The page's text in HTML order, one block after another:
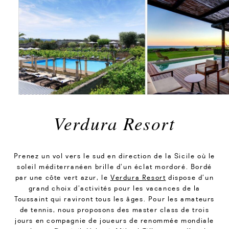
Verdura Resort
Prenez un vol vers le sud en direction de la Sicile où le
soleil méditerranéen brille d’un éclat mordoré. Bordé
par une côte vert azur, le Verdura Resort dispose d’un
grand choix d’activités pour les vacances de la
Toussaint qui raviront tous les âges. Pour les amateurs
de tennis, nous proposons des master class de trois
jours en compagnie de joueurs de renommée mondiale